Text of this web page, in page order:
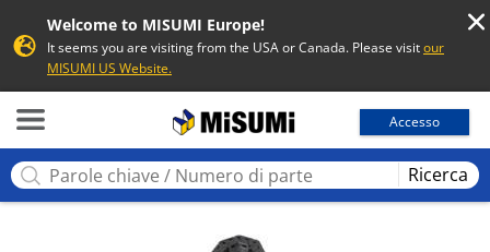
Welcome to MISUMI Europe!
It seems you are visiting from the USA or Canada. Please visitour
MISUMI US Website.
Accesso
Ricerca